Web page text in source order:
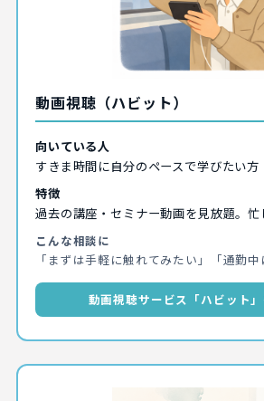
動画視聴（ハビット）
向いている人
すきま時間に自分のペースで学びたい方
特徴
過去の講座・セミナー動画を見放題。忙
こんな相談に
「まずは手軽に触れてみたい」「通勤中
動画視聴サービス「ハビット